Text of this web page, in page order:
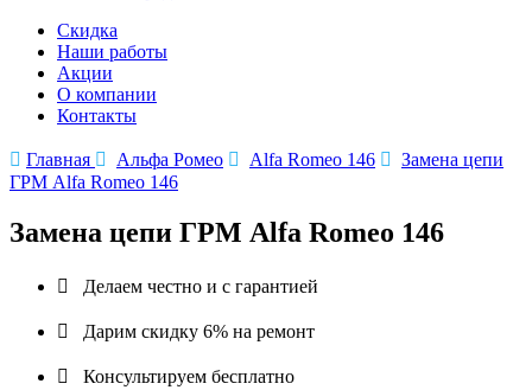
Скидка
Наши работы
Акции
О компании
Контакты
 Главная  Альфа Ромео  Alfa Romeo 146  Замена цепи
ГРМ Alfa Romeo 146
Замена цепи ГРМ Alfa Romeo 146
 Делаем честно и с гарантией
 Дарим скидку 6% на ремонт
 Консультируем бесплатно